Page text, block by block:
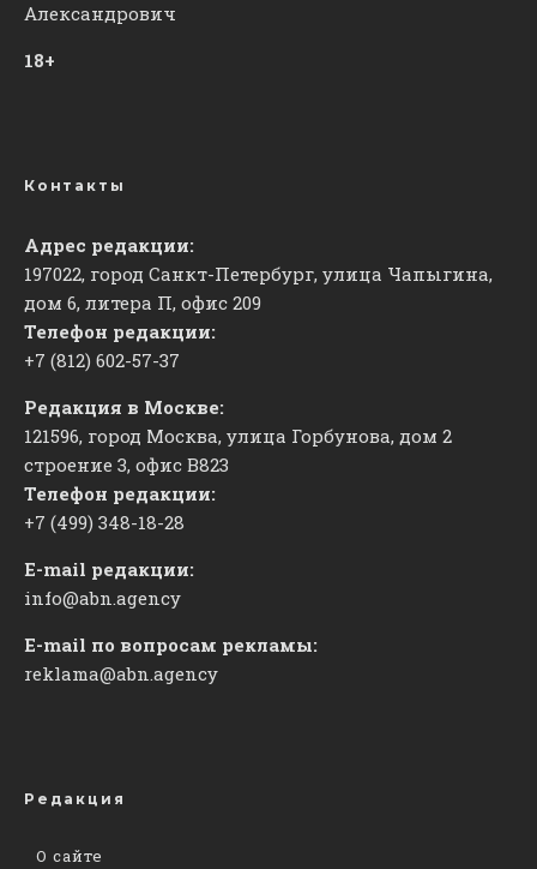
Александрович
18+
Контакты
Адрес редакции:
197022, город Санкт-Петербург, улица Чапыгина,
дом 6, литера П, офис 209
Телефон редакции:
+7 (812) 602-57-37
Редакция в Москве:
121596, город Москва, улица Горбунова, дом 2
строение 3, офис ​В823
Телефон редакции:
+7 (499) 348-18-28
E-mail редакции:
info@abn.agency
E-mail по вопросам рекламы:
reklama@abn.agency
Редакция
О сайте